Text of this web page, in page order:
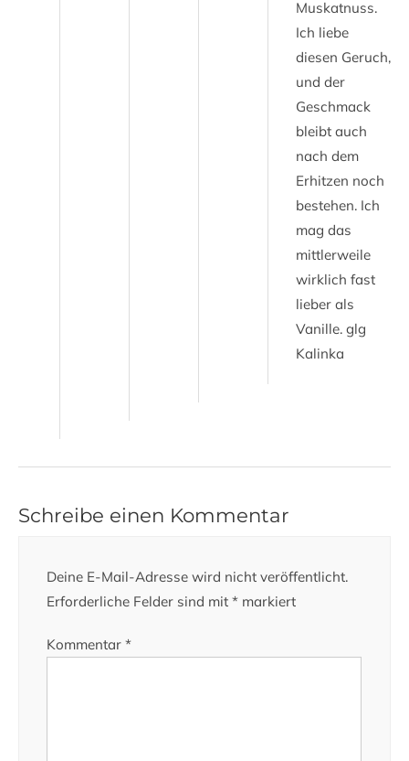
Muskatnuss.
Ich liebe
diesen Geruch,
und der
Geschmack
bleibt auch
nach dem
Erhitzen noch
bestehen. Ich
mag das
mittlerweile
wirklich fast
lieber als
Vanille. glg
Kalinka
Schreibe einen Kommentar
Deine E-Mail-Adresse wird nicht veröffentlicht.
Erforderliche Felder sind mit * markiert
Kommentar *